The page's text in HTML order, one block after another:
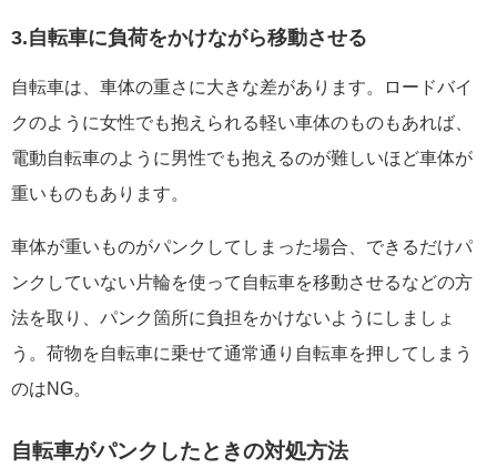
3.自転車に負荷をかけながら移動させる
自転車は、車体の重さに大きな差があります。ロードバイ
クのように女性でも抱えられる軽い車体のものもあれば、
電動自転車のように男性でも抱えるのが難しいほど車体が
重いものもあります。
車体が重いものがパンクしてしまった場合、できるだけパ
ンクしていない片輪を使って自転車を移動させるなどの方
法を取り、パンク箇所に負担をかけないようにしましょ
う。荷物を自転車に乗せて通常通り自転車を押してしまう
のはNG。
自転車がパンクしたときの対処方法